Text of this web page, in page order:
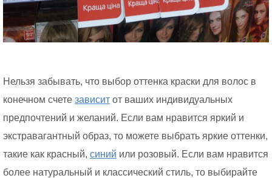
Нельзя забывать, что выбор оттенка краски для волос в
конечном счете зависит от ваших индивидуальных
предпочтений и желаний. Если вам нравится яркий и
экстравагантный образ, то можете выбрать яркие оттенки,
такие как красный, синий или розовый. Если вам нравится
более натуральный и классический стиль, то выбирайте